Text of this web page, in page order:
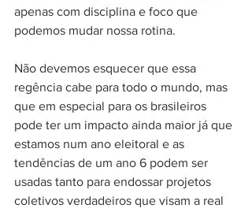
apenas com disciplina e foco que
podemos mudar nossa rotina.
Não devemos esquecer que essa
regência cabe para todo o mundo, mas
que em especial para os brasileiros
pode ter um impacto ainda maior já que
estamos num ano eleitoral e as
tendências de um ano 6 podem ser
usadas tanto para endossar projetos
coletivos verdadeiros que visam a real